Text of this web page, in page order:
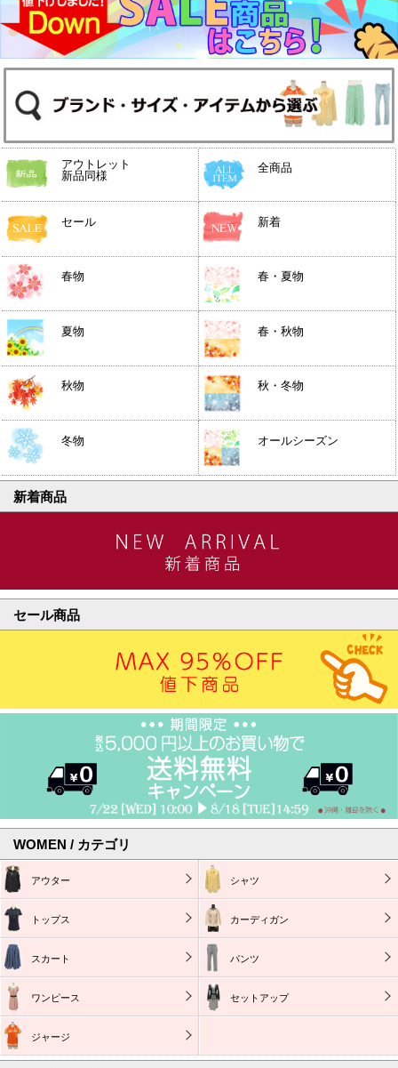
アウトレット
新品同様
全商品
セール 新着
春物 春・夏物
夏物 春・秋物
秋物 秋・冬物
冬物 オールシーズン
新着商品
セール商品
WOMEN / カテゴリ
アウター シャツ
トップス カーディガン
スカート パンツ
ワンピース セットアップ
ジャージ